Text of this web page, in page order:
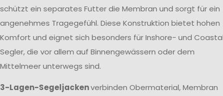
schützt ein separates Futter die Membran und sorgt für ein
angenehmes Tragegefühl. Diese Konstruktion bietet hohen
Komfort und eignet sich besonders für Inshore- und
Segler, die vor allem auf Binnengewässern oder dem
Mittelmeer unterwegs sind.
3-Lagen-Segeljackenverbinden Obermaterial, Membran